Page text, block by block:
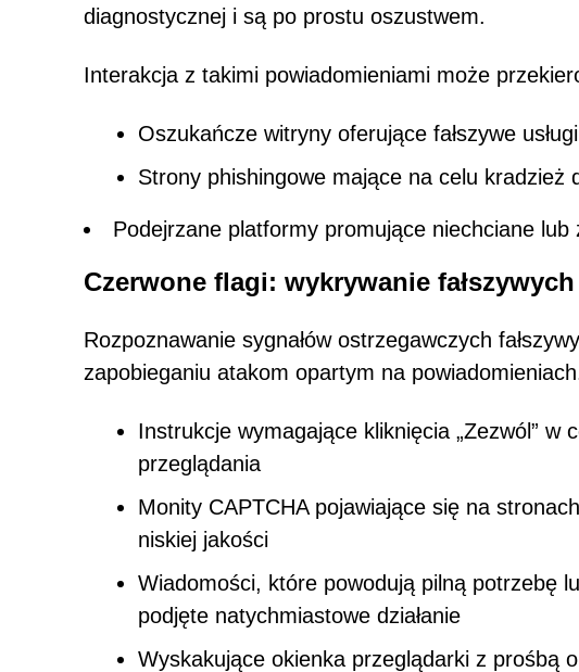
diagnostycznej i są po prostu oszustwem.
Interakcja z takimi powiadomieniami może
Oszukańcze witryny oferujące fałszywe
Strony phishingowe mające na celu kradzież
Podejrzane platformy promujące niechciane lub
Czerwone flagi: wykrywanie
Rozpoznawanie sygnałów ostrzegawczych
zapobieganiu atakom opartym na
Instrukcje wymagające kliknięcia „Zezwól”
przeglądania
Monity CAPTCHA pojawiające się na
niskiej jakości
Wiadomości, które powodują pilną potrzebę
podjęte natychmiastowe działanie
Wyskakujące okienka przeglądarki z prośbą